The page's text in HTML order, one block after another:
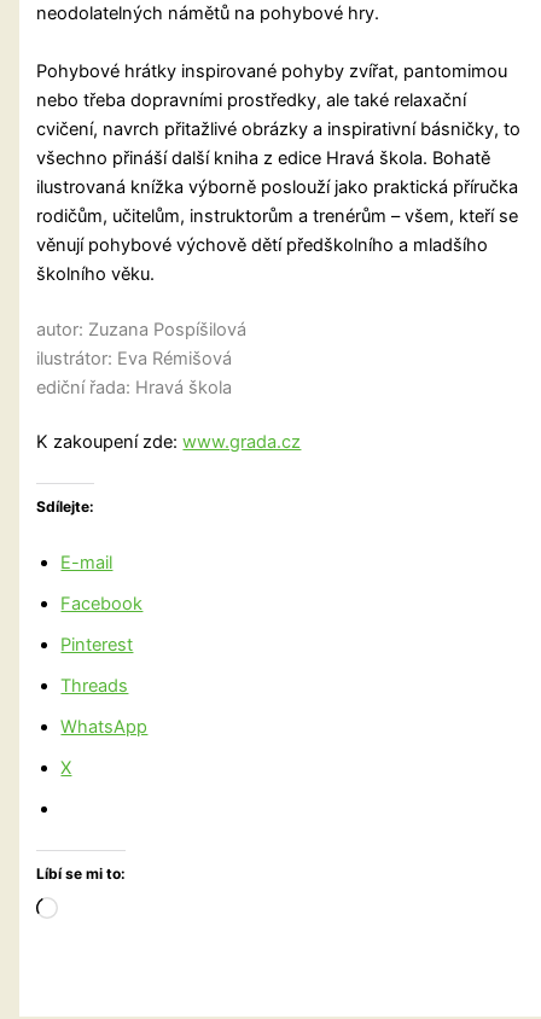
neodolatelných námětů na pohybové hry.
Pohybové hrátky inspirované pohyby zvířat, pantomimou
nebo třeba dopravními prostředky, ale také relaxační
cvičení, navrch přitažlivé obrázky a inspirativní básničky, to
všechno přináší další kniha z edice Hravá škola. Bohatě
ilustrovaná knížka výborně poslouží jako praktická příručka
rodičům, učitelům, instruktorům a trenérům – všem, kteří se
věnují pohybové výchově dětí předškolního a mladšího
školního věku.
autor: Zuzana Pospíšilová
ilustrátor: Eva Rémišová
ediční řada: Hravá škola
K zakoupení zde:www.grada.cz
Sdílejte:
E-mail
Facebook
Pinterest
Threads
WhatsApp
X
Líbí se mi to:
Načítání…